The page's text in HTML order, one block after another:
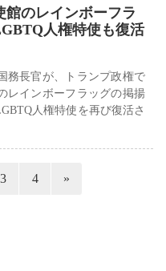
のレインボーフラ
人権特使も復活
務長官が、トランプ政権で
レインボーフラッグの掲揚
人権特使を再び復活さ
3 4 »